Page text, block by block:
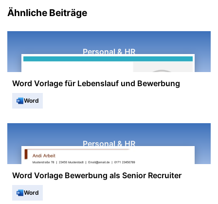
Ähnliche Beiträge
Personal & HR
Word Vorlage für Lebenslauf und Bewerbung
Word
Personal & HR
Word Vorlage Bewerbung als Senior Recruiter
Word